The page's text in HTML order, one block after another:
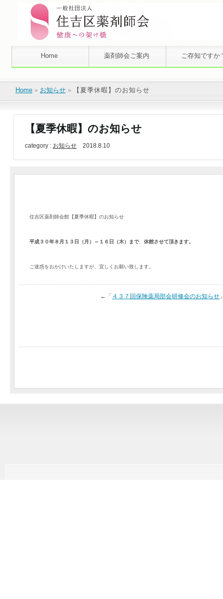
Home 薬剤師会ご案内 ご存知ですか
Home » お知らせ » 【夏季休暇】のお知らせ
【夏季休暇】のお知らせ
category : お知らせ 2018.8.10
住吉区薬剤師会館【夏季休暇】のお知らせ
平成３０年８月１３日（月）～１６日（木）まで、 休館させて頂きます。
ご迷惑をおかけいたしますが、宜しくお願い致します。
←「 ４３７回保険薬局部会研修会のお知らせ